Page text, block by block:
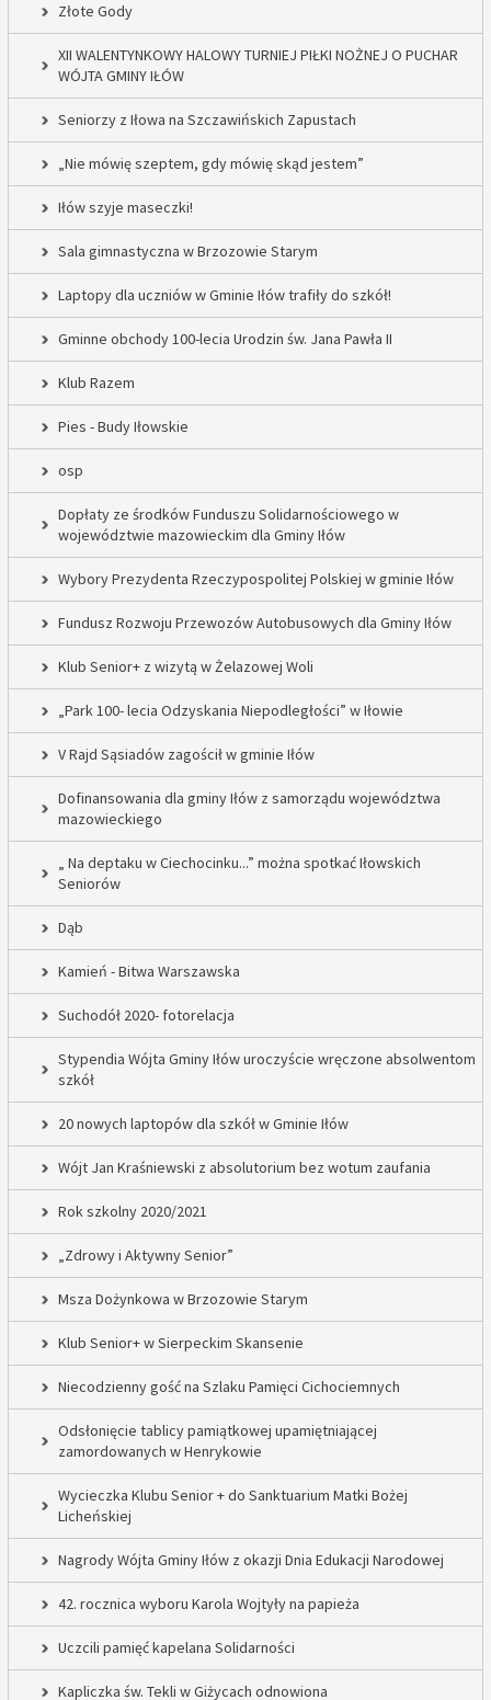
Złote Gody
XII WALENTYNKOWY HALOWY TURNIEJ PIŁKI NOŻNEJ O PUCHAR
WÓJTA GMINY IŁÓW
Seniorzy z Iłowa na Szczawińskich Zapustach
„Nie mówię szeptem, gdy mówię skąd jestem”
Iłów szyje maseczki!
Sala gimnastyczna w Brzozowie Starym
Laptopy dla uczniów w Gminie Iłów trafiły do szkół!
Gminne obchody 100-lecia Urodzin św. Jana Pawła II
Klub Razem
Pies - Budy Iłowskie
osp
Dopłaty ze środków Funduszu Solidarnościowego w
województwie mazowieckim dla Gminy Iłów
Wybory Prezydenta Rzeczypospolitej Polskiej w gminie Iłów
Fundusz Rozwoju Przewozów Autobusowych dla Gminy Iłów
Klub Senior+ z wizytą w Żelazowej Woli
„Park 100- lecia Odzyskania Niepodległości” w Iłowie
V Rajd Sąsiadów zagościł w gminie Iłów
Dofinansowania dla gminy Iłów z samorządu województwa
mazowieckiego
„ Na deptaku w Ciechocinku...” można spotkać Iłowskich
Seniorów
Dąb
Kamień - Bitwa Warszawska
Suchodół 2020- fotorelacja
Stypendia Wójta Gminy Iłów uroczyście wręczone absolwentom
szkół
20 nowych laptopów dla szkół w Gminie Iłów
Wójt Jan Kraśniewski z absolutorium bez wotum zaufania
Rok szkolny 2020/2021
„Zdrowy i Aktywny Senior”
Msza Dożynkowa w Brzozowie Starym
Klub Senior+ w Sierpeckim Skansenie
Niecodzienny gość na Szlaku Pamięci Cichociemnych
Odsłonięcie tablicy pamiątkowej upamiętniającej
zamordowanych w Henrykowie
Wycieczka Klubu Senior + do Sanktuarium Matki Bożej
Licheńskiej
Nagrody Wójta Gminy Iłów z okazji Dnia Edukacji Narodowej
42. rocznica wyboru Karola Wojtyły na papieża
Uczcili pamięć kapelana Solidarności
Kapliczka św. Tekli w Giżycach odnowiona